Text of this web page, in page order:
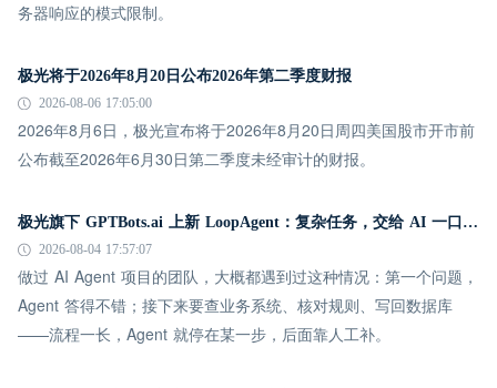
务器响应的模式限制。
极光将于2026年8月20日公布2026年第二季度财报
2026-08-06 17:05:00
2026年8月6日，极光宣布将于2026年8月20日周四美国股市开市前
公布截至2026年6月30日第二季度未经审计的财报。
极光旗下 GPTBots.ai 上新 LoopAgent：复杂任务，交给 AI 一口气跑完
2026-08-04 17:57:07
做过 AI Agent 项目的团队，大概都遇到过这种情况：第一个问题，
Agent 答得不错；接下来要查业务系统、核对规则、写回数据库
——流程一长，Agent 就停在某一步，后面靠人工补。